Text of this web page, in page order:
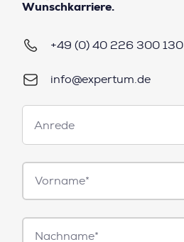
Wunschkarriere.
+49 (0) 40 226 300 130
info@expertum.de
Anrede
Anrede
Vorname*
Nachname*